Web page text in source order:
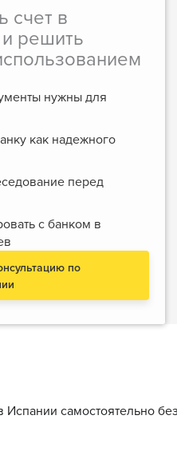
счет в
решить
нужны для
как надежного
перед
с банком в
по
Испании самостоятельно